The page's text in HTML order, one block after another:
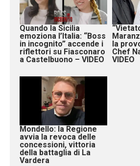
Quando la Sicilia
emoziona l’Italia: “Boss
in incognito” accende i
riflettori su Fiasconaro
a Castelbuono – VIDEO
la
Chef
VIDEO
Mondello: la Regione
avvia la revoca delle
concessioni, vittoria
della battaglia di La
Vardera